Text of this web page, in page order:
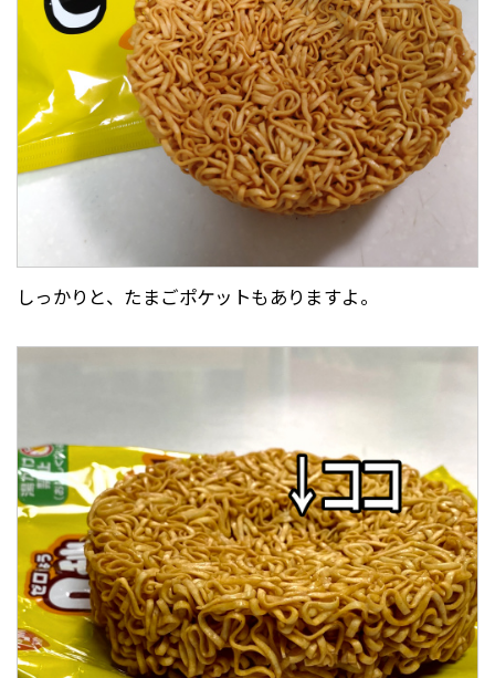
しっかりと、たまごポケットもありますよ。